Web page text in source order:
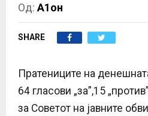
M
E
N
U
Од:А1он
SHARE
Пратениците на
64 гласови „за”,15
за Советот на јавните